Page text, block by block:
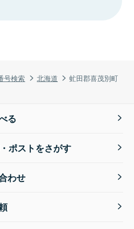
号検索 北海道 虻田郡喜茂別町
る
ポストをさがす
わせ